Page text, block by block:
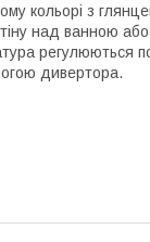
кольорі з
над ванною
регулюються
дивертора.